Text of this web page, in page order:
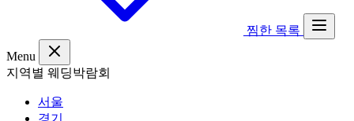
찜한 목록
Menu
지역별 웨딩박람회
서울
경기